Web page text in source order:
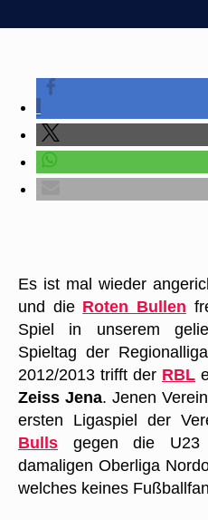
Es ist mal wieder
und die Roten Bullen
Spiel in unserem
Spieltag der
2012/2013 trifft der RBL
Zeiss Jena. Jenen
ersten Ligaspiel der
Bulls gegen die
damaligen Oberliga
welches keines